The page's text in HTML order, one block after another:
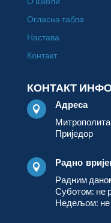
Огласна табла
Настава
Контакт
КОНТАКТ

Адреса
Приједор

Радно
Радним
Суботом: не
Недељом: не